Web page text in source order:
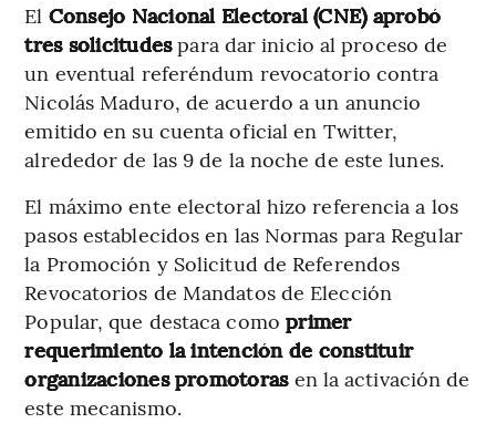
El Consejo Nacional Electoral (CNE) aprobó
tres solicitudespara dar inicio al proceso de
un eventual referéndum revocatorio contra
Nicolás Maduro, de acuerdo a un anuncio
emitido en su cuenta oficial en Twitter,
alrededor de las 9 de la noche de este lunes.
El máximo ente electoral hizo referencia a los
pasos establecidos en las Normas para Regular
la Promoción y Solicitud de Referendos
Revocatorios de Mandatos de Elección
Popular, que destaca como primer
requerimiento la intención de constituir
organizaciones promotorasen la activación de
este mecanismo.